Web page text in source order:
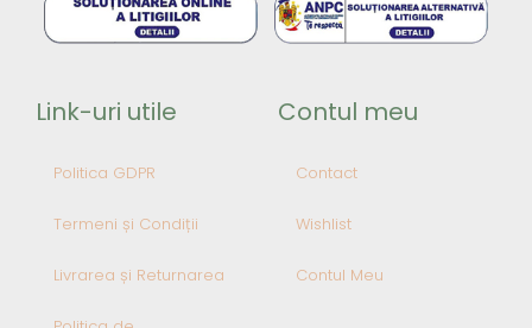
Link-uri utile
Politica GDPR
Termeni și Condiții
Livrarea și Returnarea
Contul meu
Contact
Wishlist
Contul Meu